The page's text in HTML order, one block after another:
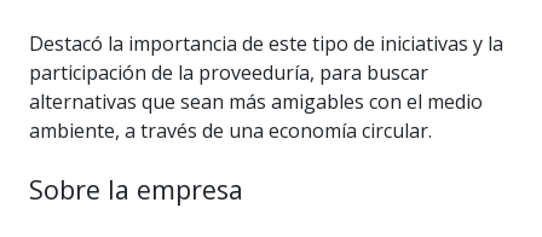
Destacó la importancia de este tipo de iniciativas y la
participación de la proveeduría, para buscar
alternativas que sean más amigables con el medio
ambiente, a través de una economía circular.
Sobre la empresa